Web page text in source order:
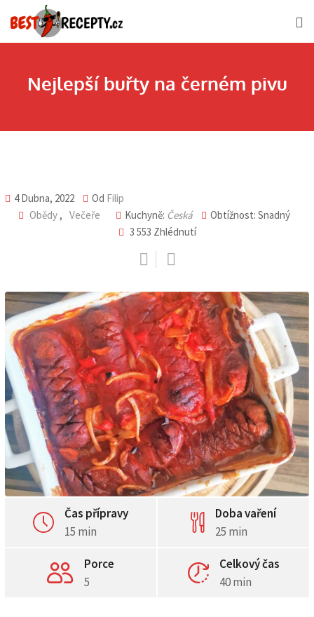
to
Nejlepší buřty na černém pivu
4 Dubna, 2022 Od Filip
Obědy , Večeře Kuchyně: Česká
Obtížnost: Snadný
3 553 Zhlédnutí
Čas přípravy
15 min
Doba vaření
25 min
Porce
5
Celkový čas
40 min